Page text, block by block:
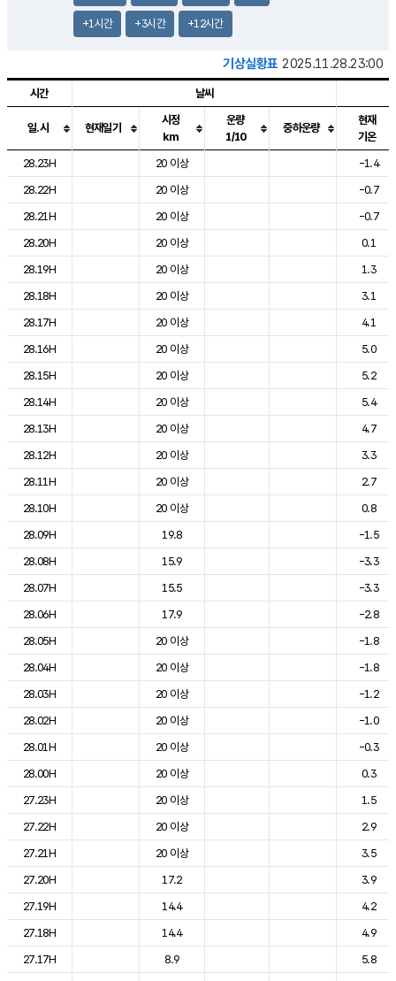
+1시간 +3시간 +12시간
기상실황표 2025.11.28.23:00
도시별 기상실황표로 지점, 날씨, 기온, 강수, 바람, 기압등을 안내한 표입
시간 날씨
일.시 현재일기
시정
km
운량
1/10
중하운량
현재
기온
28.23H
20 이상
-1.4
28.22H
20 이상
-0.7
28.21H
20 이상
-0.7
28.20H
20 이상
0.1
28.19H
20 이상
1.3
28.18H
20 이상
3.1
28.17H
20 이상
4.1
28.16H
20 이상
5.0
28.15H
20 이상
5.2
28.14H
20 이상
5.4
28.13H
20 이상
4.7
28.12H
20 이상
3.3
28.11H
20 이상
2.7
28.10H
20 이상
0.8
28.09H
19.8
-1.5
28.08H
15.9
-3.3
28.07H
15.5
-3.3
28.06H
17.9
-2.8
28.05H
20 이상
-1.8
28.04H
20 이상
-1.8
28.03H
20 이상
-1.2
28.02H
20 이상
-1.0
28.01H
20 이상
-0.3
28.00H
20 이상
0.3
27.23H
20 이상
1.5
27.22H
20 이상
2.9
27.21H
20 이상
3.5
27.20H
17.2
3.9
27.19H
14.4
4.2
27.18H
14.4
4.9
27.17H
8.9
5.8